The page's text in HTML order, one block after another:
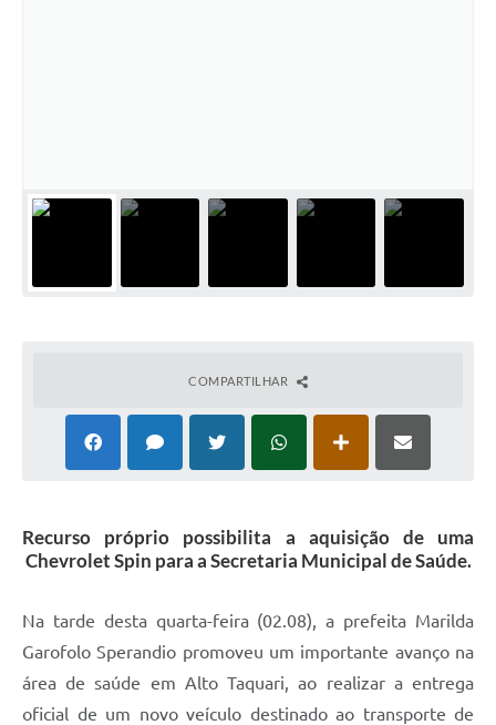
COMPARTILHAR
Recurso próprio possibilita a aquisição de uma
Chevrolet Spin para a Secretaria Municipal de Saúde.
Na tarde desta quarta-feira (02.08), a prefeita Marilda
Garofolo Sperandio promoveu um importante avanço na
área de saúde em Alto Taquari, ao realizar a entrega
oficial de um novo veículo destinado ao transporte de